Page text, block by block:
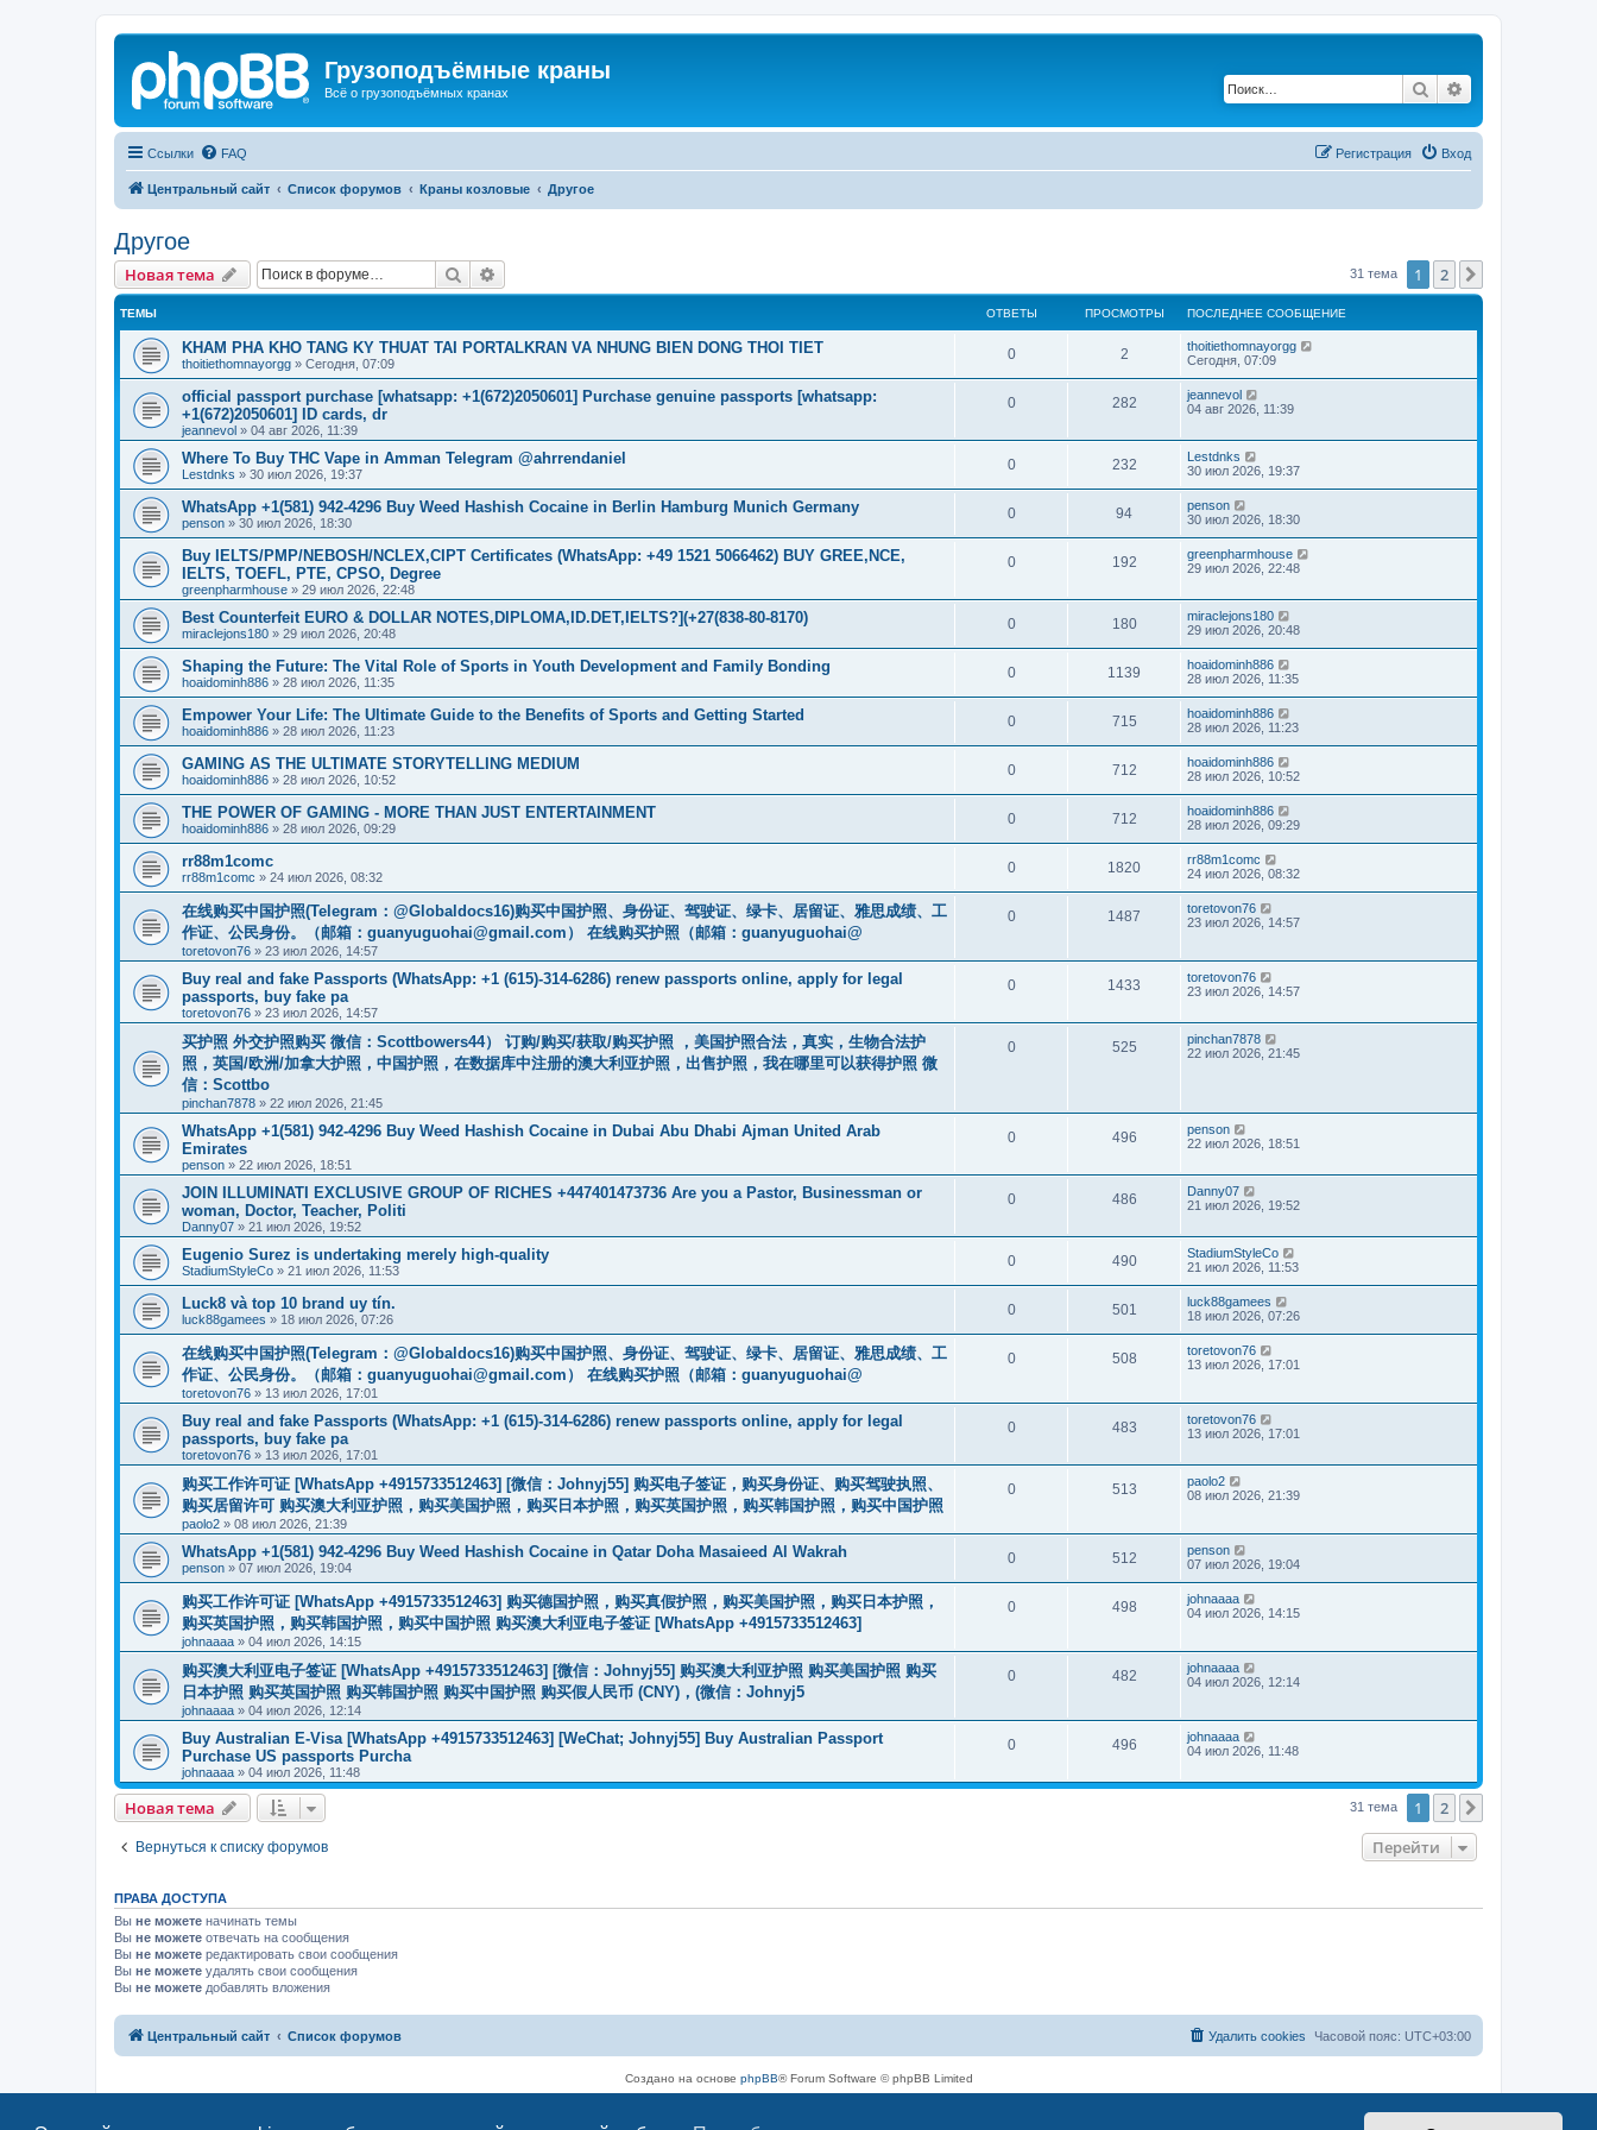
Грузоподъёмные краны
Всё о грузоподъёмных кранах Поиск
Ссылки FAQ Вход
Регистрация
Центральный сайт Список форумов Краны козловые Другое
Другое
Новая тема Поиск 31 тема 1 2
ТЕМЫ ОТВЕТЫ ПРОСМОТРЫ ПОСЛЕДНЕЕ СООБЩЕНИЕ
KHAM PHA KHO TANG KY THUAT TAI PORTALKRAN VA NHUNG BIEN DONG THOI TIET
thoitiethomnayorgg » Сегодня, 07:09
0 2
thoitiethomnayorgg
Сегодня, 07:09
official passport purchase [whatsapp: +1(672)2050601] Purchase genuine passports [whatsapp:
+1(672)2050601] ID cards, dr
jeannevol » 04 авг 2026, 11:39
0 282
jeannevol
04 авг 2026, 11:39
Where To Buy THC Vape in Amman Telegram @ahrrendaniel
Lestdnks » 30 июл 2026, 19:37
0 232
Lestdnks
30 июл 2026, 19:37
WhatsApp +1(581) 942-4296 Buy Weed Hashish Cocaine in Berlin Hamburg Munich Germany
penson » 30 июл 2026, 18:30
0 94
penson
30 июл 2026, 18:30
Buy IELTS/PMP/NEBOSH/NCLEX,CIPT Certificates (WhatsApp: +49 1521 5066462) BUY GREE,NCE,
IELTS, TOEFL, PTE, CPSO, Degree
greenpharmhouse » 29 июл 2026, 22:48
0 192
greenpharmhouse
29 июл 2026, 22:48
Best Counterfeit EURO & DOLLAR NOTES,DIPLOMA,ID.DET,IELTS?](+27(838-80-8170)
miraclejons180 » 29 июл 2026, 20:48
0 180
miraclejons180
29 июл 2026, 20:48
Shaping the Future: The Vital Role of Sports in Youth Development and Family Bonding
hoaidominh886 » 28 июл 2026, 11:35
0 1139
hoaidominh886
28 июл 2026, 11:35
Empower Your Life: The Ultimate Guide to the Benefits of Sports and Getting Started
hoaidominh886 » 28 июл 2026, 11:23
0 715
hoaidominh886
28 июл 2026, 11:23
GAMING AS THE ULTIMATE STORYTELLING MEDIUM
hoaidominh886 » 28 июл 2026, 10:52
0 712
hoaidominh886
28 июл 2026, 10:52
THE POWER OF GAMING - MORE THAN JUST ENTERTAINMENT
hoaidominh886 » 28 июл 2026, 09:29
0 712
hoaidominh886
28 июл 2026, 09:29
rr88m1comc
rr88m1comc » 24 июл 2026, 08:32
0 1820
rr88m1comc
24 июл 2026, 08:32
在线购买中国护照(Telegram：@Globaldocs16)购买中国护照、身份证、驾驶证、绿卡、居留证、雅思成绩、工
作证、公民身份。（邮箱： guanyuguohai@gmail.com ） 在线购买护照（邮箱：guanyuguohai@
toretovon76 » 23 июл 2026, 14:57
0 1487
toretovon76
23 июл 2026, 14:57
Buy real and fake Passports (WhatsApp: +1 (615)-314-6286) renew passports online, apply for legal
passports, buy fake pa
toretovon76 » 23 июл 2026, 14:57
0 1433
toretovon76
23 июл 2026, 14:57
买护照 外交护照购买 微信：Scottbowers44） 订购/购买/获取/购买护照 ，美国护照合法，真实，生物合法护
照，英国/欧洲/加拿大护照，中国护照，在数据库中注册的澳大利亚护照，出售护照，我在哪里可以获得护照 微
信：Scottbo
pinchan7878 » 22 июл 2026, 21:45
0 525
pinchan7878
22 июл 2026, 21:45
WhatsApp +1(581) 942-4296 Buy Weed Hashish Cocaine in Dubai Abu Dhabi Ajman United Arab
Emirates
penson » 22 июл 2026, 18:51
0 496
penson
22 июл 2026, 18:51
JOIN ILLUMINATI EXCLUSIVE GROUP OF RICHES +447401473736 Are you a Pastor, Businessman or
woman, Doctor, Teacher, Politi
Danny07 » 21 июл 2026, 19:52
0 486
Danny07
21 июл 2026, 19:52
Eugenio Surez is undertaking merely high-quality
StadiumStyleCo » 21 июл 2026, 11:53
0 490
StadiumStyleCo
21 июл 2026, 11:53
Luck8 và top 10 brand uy tín.
luck88gamees » 18 июл 2026, 07:26
0 501
luck88gamees
18 июл 2026, 07:26
在线购买中国护照(Telegram：@Globaldocs16)购买中国护照、身份证、驾驶证、绿卡、居留证、雅思成绩、工
作证、公民身份。（邮箱： guanyuguohai@gmail.com ） 在线购买护照（邮箱：guanyuguohai@
toretovon76 » 13 июл 2026, 17:01
0 508
toretovon76
13 июл 2026, 17:01
Buy real and fake Passports (WhatsApp: +1 (615)-314-6286) renew passports online, apply for legal
passports, buy fake pa
toretovon76 » 13 июл 2026, 17:01
0 483
toretovon76
13 июл 2026, 17:01
购买工作许可证 [WhatsApp +4915733512463] [微信：Johnyj55] 购买电子签证，购买身份证、购买驾驶执照、
购买居留许可 购买澳大利亚护照，购买美国护照，购买日本护照，购买英国护照，购买韩国护照，购买中国护照
paolo2 » 08 июл 2026, 21:39
0 513
paolo2
08 июл 2026, 21:39
WhatsApp +1(581) 942-4296 Buy Weed Hashish Cocaine in Qatar Doha Masaieed Al Wakrah
penson » 07 июл 2026, 19:04
0 512
penson
07 июл 2026, 19:04
购买工作许可证 [WhatsApp +4915733512463] 购买德国护照，购买真假护照，购买美国护照，购买日本护照，
购买英国护照，购买韩国护照，购买中国护照 购买澳大利亚电子签证 [WhatsApp +4915733512463]
johnaaaa » 04 июл 2026, 14:15
0 498
johnaaaa
04 июл 2026, 14:15
购买澳大利亚电子签证 [WhatsApp +4915733512463] [微信：Johnyj55] 购买澳大利亚护照 购买美国护照 购买
日本护照 购买英国护照 购买韩国护照 购买中国护照 购买假人民币 (CNY)，(微信：Johnyj5
johnaaaa » 04 июл 2026, 12:14
0 482
johnaaaa
04 июл 2026, 12:14
Buy Australian E-Visa [WhatsApp +4915733512463] [WeChat; Johnyj55] Buy Australian Passport
Purchase US passports Purcha
johnaaaa » 04 июл 2026, 11:48
0 496
johnaaaa
04 июл 2026, 11:48
Новая тема 31 тема 1 2
Вернуться к списку форумов Перейти
ПРАВА ДОСТУПА
Вы не можете начинать темы
Вы не можете отвечать на сообщения
Вы не можете редактировать свои сообщения
Вы не можете удалять свои сообщения
Вы не можете добавлять вложения
Центральный сайт Список форумов Часовой пояс: UTC+03:00
Удалить cookies
Создано на основе phpBB® Forum Software © phpBB Limited